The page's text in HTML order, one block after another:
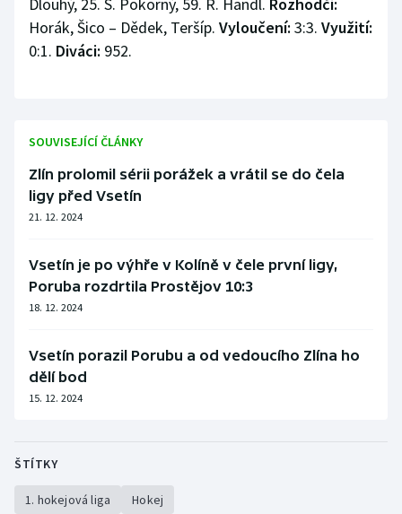
Ragby
Rychlobruslení
Short track
Sportovní střelba
Stolní tenis
Triatlon
Veslování
Vodní slalom
Volejbal
Horák, Šico – Dědek, Teršíp. Vyloučení: 3:3. Využití:
0:1. Diváci: 952.
SOUVISEJÍCÍ ČLÁNKY
Zlín prolomil sérii porážek a vrátil se do čela
ligy před Vsetín
21. 12. 2024
Vsetín je po výhře v Kolíně v čele první ligy,
Poruba rozdrtila Prostějov 10:3
18. 12. 2024
Vsetín porazil Porubu a od vedoucího Zlína ho
dělí bod
15. 12. 2024
ŠTÍTKY
1. hokejová liga Hokej